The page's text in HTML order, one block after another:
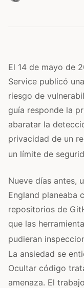
El 14 de mayo de
Service publicó
riesgo de
guía responde la
abaratar la
privacidad de un
un límite de
Nueve días antes,
England planeaba
repositorios de
que las
pudieran
La ansiedad se
Ocultar código
amenaza. El